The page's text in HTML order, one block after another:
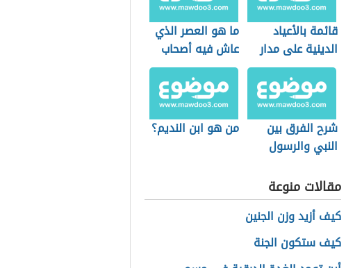
قائمة بالأعياد
الدينية على مدار
العام
ما هو العصر الذي
عاش فيه أصحاب
الكهف؟
شرح الفرق بين
النبي والرسول
من هو ابن النديم؟
مقالات منوعة
كيف أزيد وزن الجنين
كيف ستكون الجنة